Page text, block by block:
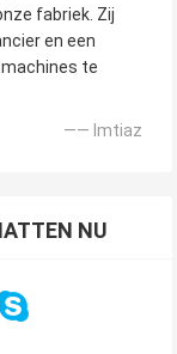
fabriek. Zij
en een
te
—— Imtiaz
NU